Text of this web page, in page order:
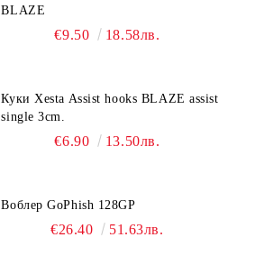
BLAZE
€9.50 18.58лв.
Куки Xesta Assist hooks BLAZE assist
single 3cm.
€6.90 13.50лв.
Воблер GoPhish 128GP
€26.40 51.63лв.